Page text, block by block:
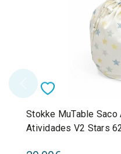
Stokke MuTable Saco
Atividades V2 Stars